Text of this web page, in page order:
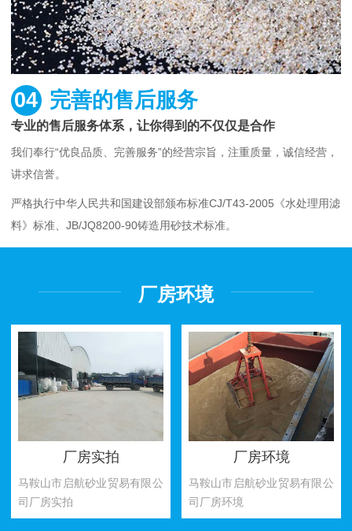
04 完善的售后服务
专业的售后服务体系，让你得到的不仅仅是合作
我们奉行“优良品质、完善服务”的经营宗旨，注重质量，诚信经营，
讲求信誉。
严格执行中华人民共和国建设部颁布标准CJ/T43-2005《水处理用滤
料》标准、JB/JQ8200-90铸造用砂技术标准。
厂房环境
厂房环境
马鞍山市启航砂业贸易有限公
司厂房环境
厂房环境
马鞍山市启航砂业贸易有限公
司厂房环境